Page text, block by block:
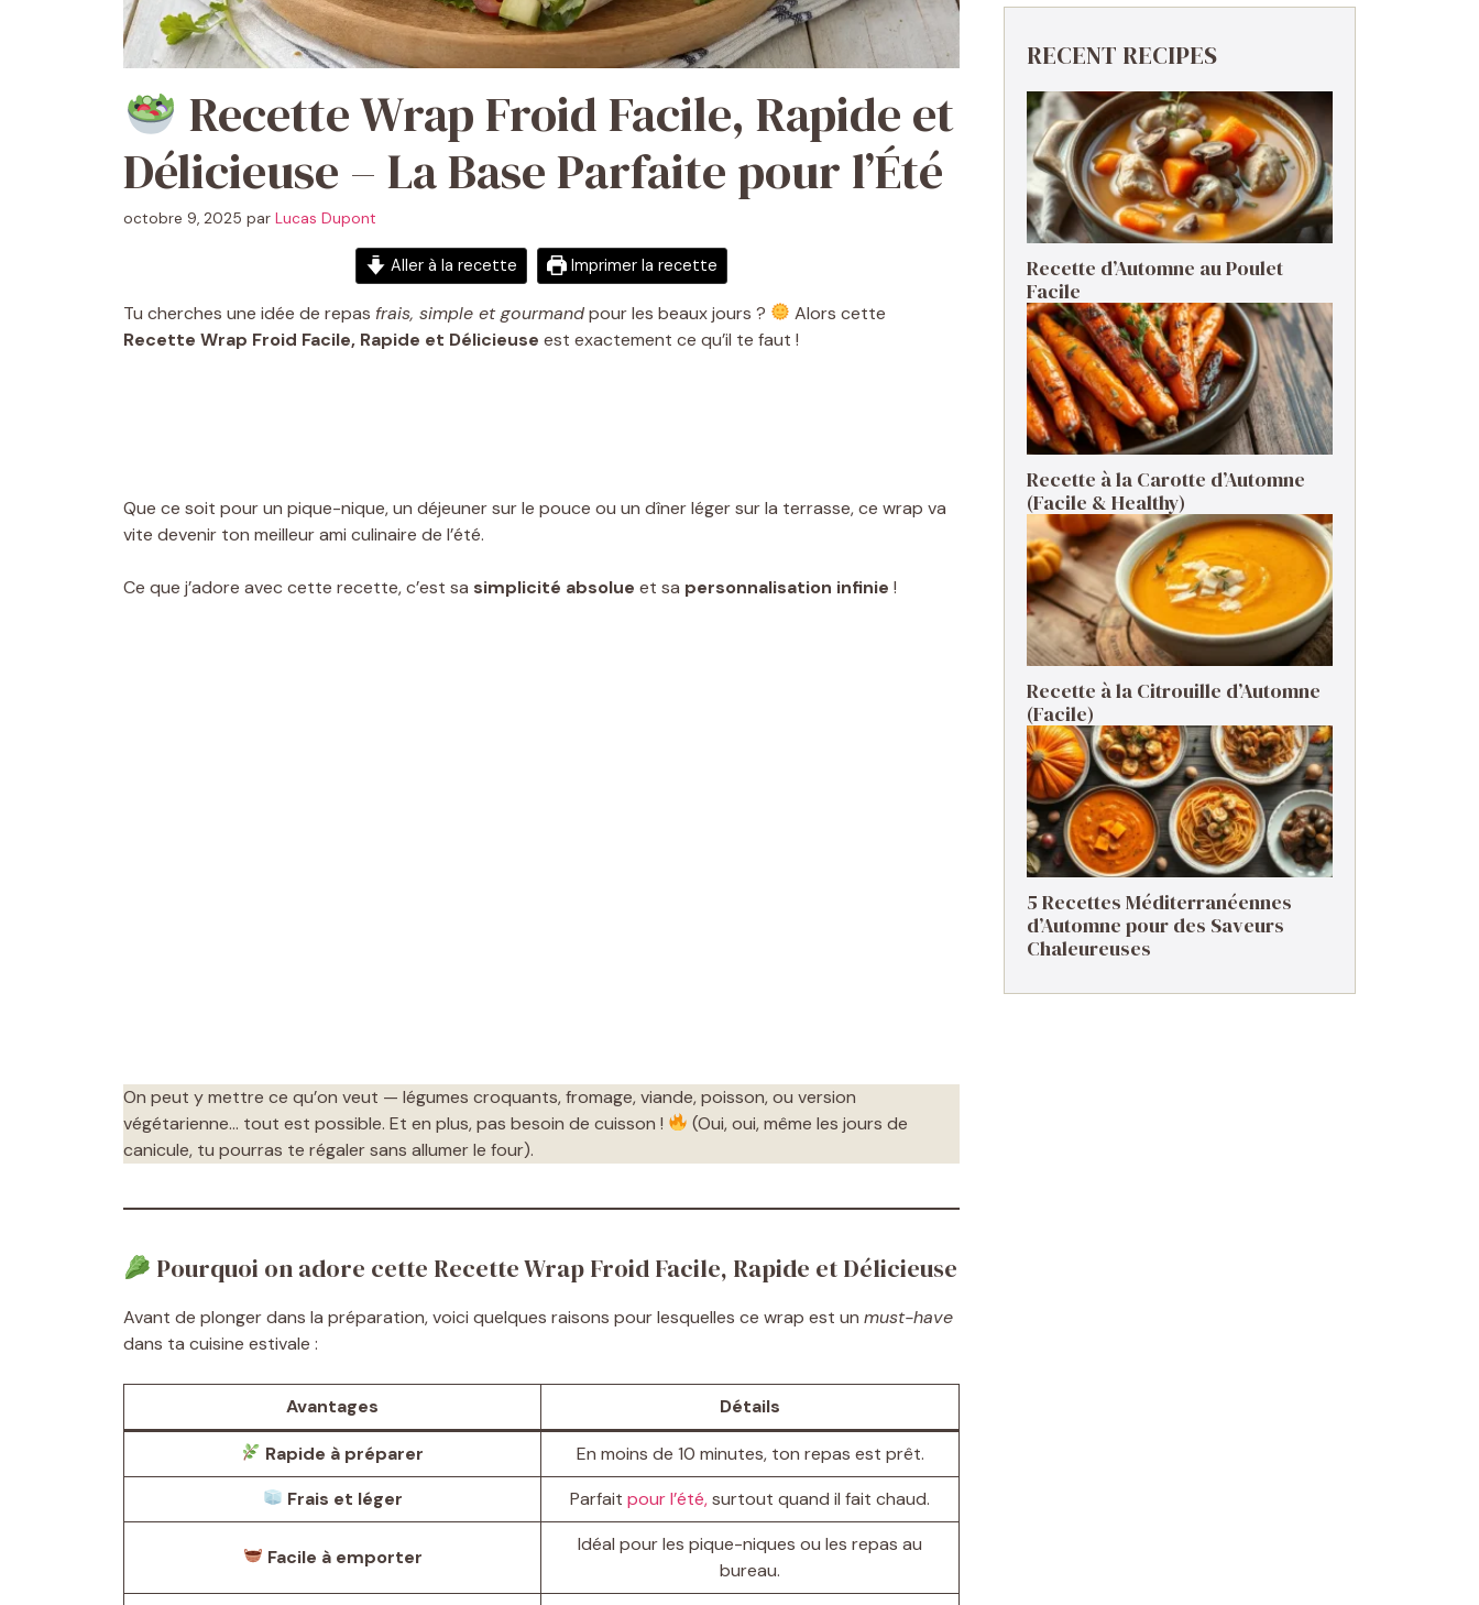
Recette Wrap Froid Facile, Rapide et
Délicieuse – La Base Parfaite pour l’Été
octobre 9, 2025 par Lucas Dupont
Aller à la recette Imprimer la recette
Tu cherches une idée de repas frais, simple et gourmandpour les beaux jours ?
Alors cette
Recette Wrap Froid Facile, Rapide et Délicieuse est exactement ce qu’il te faut !
Que ce soit pour un pique-nique, un déjeuner sur le pouce ou un dîner léger sur la terrasse, ce wrap va
vite devenir ton meilleur ami culinaire de l’été.
Ce que j’adore avec cette recette, c’est sa simplicité absolue et sa personnalisation infinie !
On peut y mettre ce qu’on veut — légumes croquants, fromage, viande, poisson, ou version
végétarienne… tout est possible. Et en plus, pas besoin de cuisson !
(Oui, oui, même les jours de
canicule, tu pourras te régaler sans allumer le four).
Pourquoi on adore cette Recette Wrap Froid Facile, Rapide et Délicieuse
Avant de plonger dans la préparation, voici quelques raisons pour lesquelles ce wrap est un must-have
dans ta cuisine estivale :
Avantages Détails
Rapide à préparer
En moins de 10 minutes, ton repas est prêt.
Frais et léger
Parfait pour l’été,surtout quand il fait chaud.
Facile à emporter
Idéal pour les pique-niques ou les repas au
bureau.
RECENT RECIPES
Recette d’Automne au Poulet
Facile
Recette à la Carotte d’Automne
(Facile & Healthy)
Recette à la Citrouille d’Automne
(Facile)
5 Recettes Méditerranéennes
d’Automne pour des Saveurs
Chaleureuses